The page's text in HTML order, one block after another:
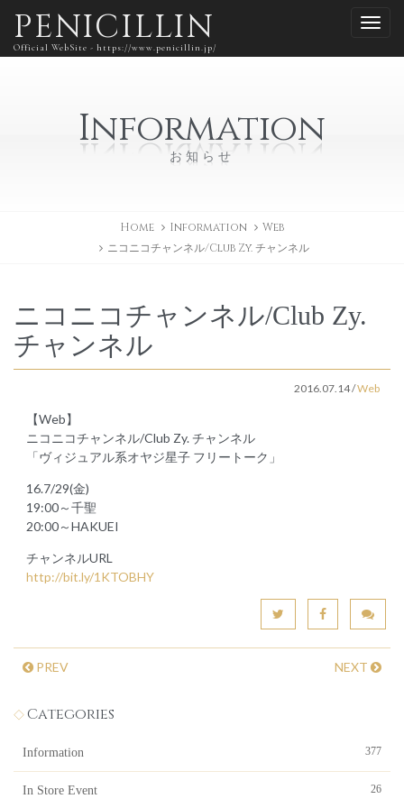
PENICILLIN
Official WebSite - https://www.penicillin.jp/
Information
お知らせ
Home Information
Web
ニコニコチャンネル/Club Zy. チャンネル
ニコニコチャンネル/Club Zy.
チャンネル
2016.07.14/Web
【Web】
ニコニコチャンネル/Club Zy. チャンネル
「ヴィジュアル系オヤジ星子 フリートーク」
16.7/29(金)
19:00～千聖
20:00～HAKUEI
チャンネルURL
http://bit.ly/1KTOBHY
PREV NEXT
Categories
Information 377
In Store Event 26